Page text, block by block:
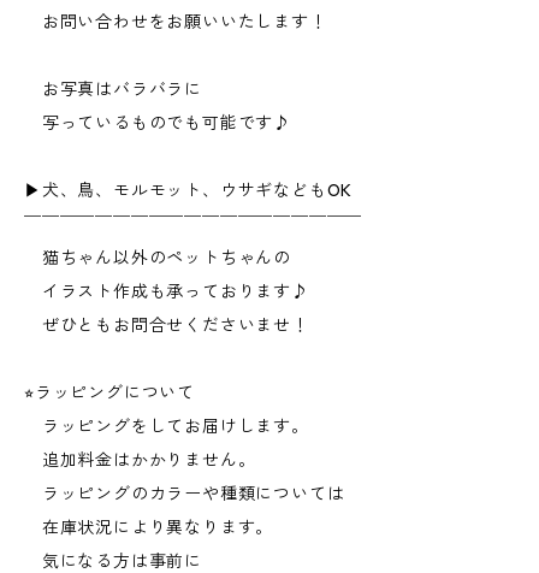
お問い合わせをお願いいたします！
お写真はバラバラに
写っているものでも可能です♪
▶︎犬、鳥、モルモット、ウサギなどもOK
￣￣￣￣￣￣￣￣￣￣￣￣￣￣￣￣￣￣￣
猫ちゃん以外のペットちゃんの
イラスト作成も承っております♪
ぜひともお問合せくださいませ！
⭐︎ラッピングについて
ラッピングをしてお届けします。
追加料金はかかりません。
ラッピングのカラーや種類については
在庫状況により異なります。
気になる方は事前に